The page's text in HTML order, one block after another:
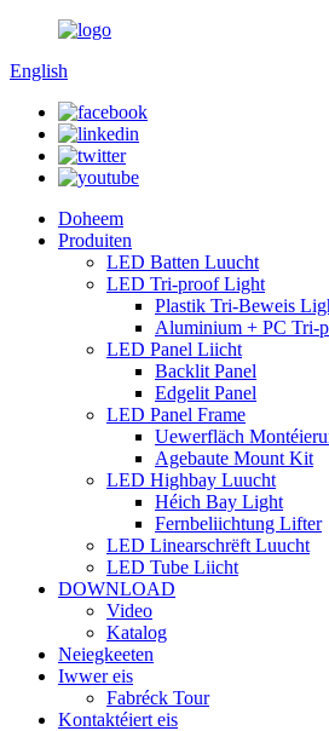
English
Doheem
Produiten
LED Batten Luucht
LED Tri-proof Light
Plastik Tri-Beweis
Aluminium + PC Tri-
LED Panel Liicht
Backlit Panel
Edgelit Panel
LED Panel Frame
Uewerfläch
Agebaute Mount Kit
LED Highbay Luucht
Héich Bay Light
Fernbeliichtung Lifter
LED Linearschrëft Luucht
LED Tube Liicht
DOWNLOAD
Video
Katalog
Neiegkeeten
Iwwer eis
Fabréck Tour
Kontaktéiert eis